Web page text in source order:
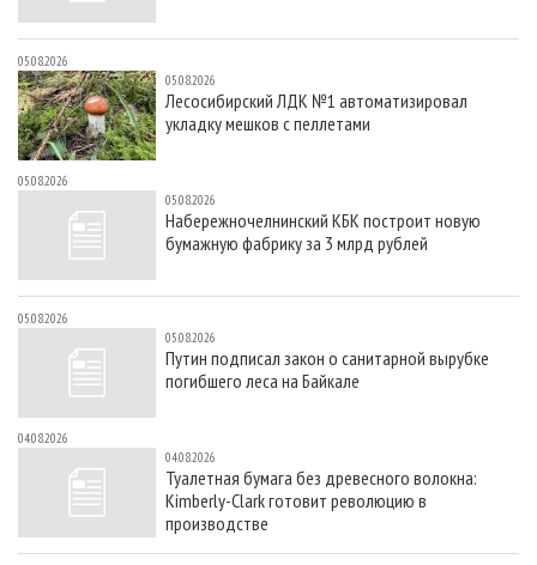
05.08.2026
05.08.2026
Лесосибирский ЛДК №1 автоматизировал
укладку мешков с пеллетами
05.08.2026
05.08.2026
Набережночелнинский КБК построит новую
бумажную фабрику за 3 млрд рублей
05.08.2026
05.08.2026
Путин подписал закон о санитарной вырубке
погибшего леса на Байкале
04.08.2026
04.08.2026
Туалетная бумага без древесного волокна:
Kimberly-Clark готовит революцию в
производстве